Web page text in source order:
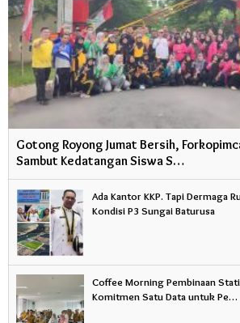
Gotong Royong Jumat Bersih,
Sambut Kedatangan Siswa S…
Ada Kantor KKP. Tapi Dermaga
Kondisi P3 Sungai Baturusa
Coffee Morning Pembinaan
Komitmen Satu Data untuk Pe…